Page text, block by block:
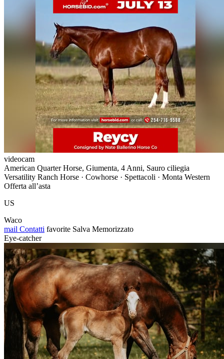
videocam
American Quarter Horse, Giumenta, 4 Anni, Sauro ciliegia
Versatility Ranch Horse · Cowhorse · Spettacoli · Monta Western
Offerta all’asta
US
Waco
mail Contatti favorite Salva Memorizzato
Eye-catcher